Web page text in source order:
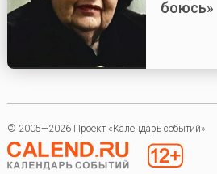
боюсь»
© 2005—2026 Проект «Календарь событий»